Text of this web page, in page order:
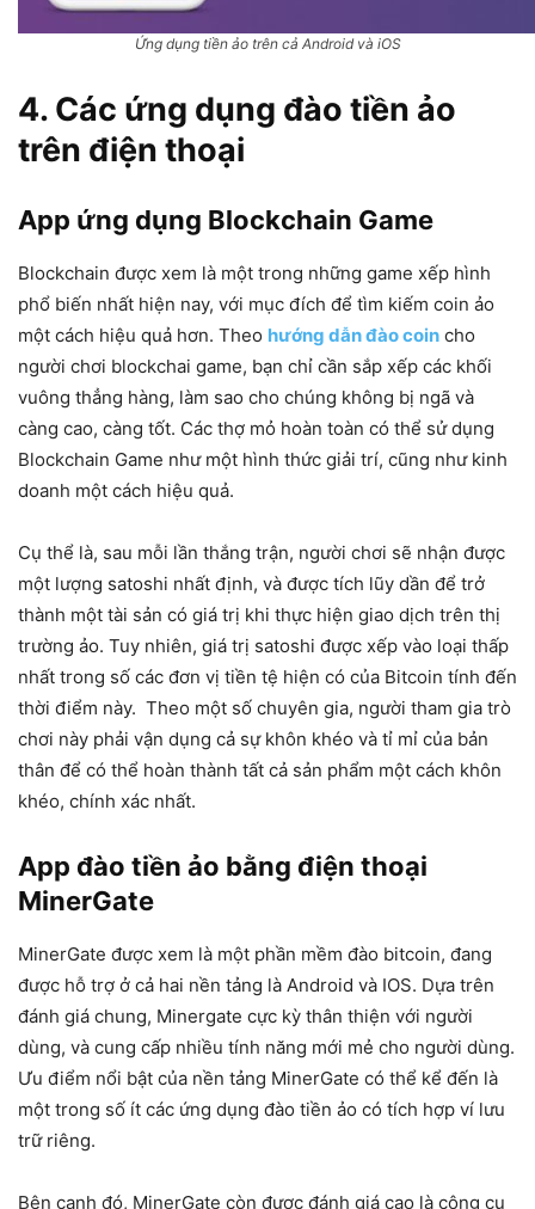
Ứng dụng tiền ảo trên cả Android và iOS
4. Các ứng dụng đào tiền ảo
trên điện thoại
App ứng dụng Blockchain Game
Blockchain được xem là một trong những game xếp hình
phổ biến nhất hiện nay, với mục đích để tìm kiếm coin ảo
một cách hiệu quả hơn. Theo hướng dẫn đào coin cho
người chơi blockchai game, bạn chỉ cần sắp xếp các khối
vuông thẳng hàng, làm sao cho chúng không bị ngã và
càng cao, càng tốt. Các thợ mỏ hoàn toàn có thể sử dụng
Blockchain Game như một hình thức giải trí, cũng như kinh
doanh một cách hiệu quả.
Cụ thể là, sau mỗi lần thắng trận, người chơi sẽ nhận được
một lượng satoshi nhất định, và được tích lũy dần để trở
thành một tài sản có giá trị khi thực hiện giao dịch trên thị
trường ảo. Tuy nhiên, giá trị satoshi được xếp vào loại thấp
nhất trong số các đơn vị tiền tệ hiện có của Bitcoin tính đến
thời điểm này. Theo một số chuyên gia, người tham gia trò
chơi này phải vận dụng cả sự khôn khéo và tỉ mỉ của bản
thân để có thể hoàn thành tất cả sản phẩm một cách khôn
khéo, chính xác nhất.
App đào tiền ảo bằng điện thoại
MinerGate
MinerGate được xem là một phần mềm đào bitcoin, đang
được hỗ trợ ở cả hai nền tảng là Android và IOS. Dựa trên
đánh giá chung, Minergate cực kỳ thân thiện với người
dùng, và cung cấp nhiều tính năng mới mẻ cho người dùng.
Ưu điểm nổi bật của nền tảng MinerGate có thể kể đến là
một trong số ít các ứng dụng đào tiền ảo có tích hợp ví lưu
trữ riêng.
Bên cạnh đó, MinerGate còn được đánh giá cao là công cụ